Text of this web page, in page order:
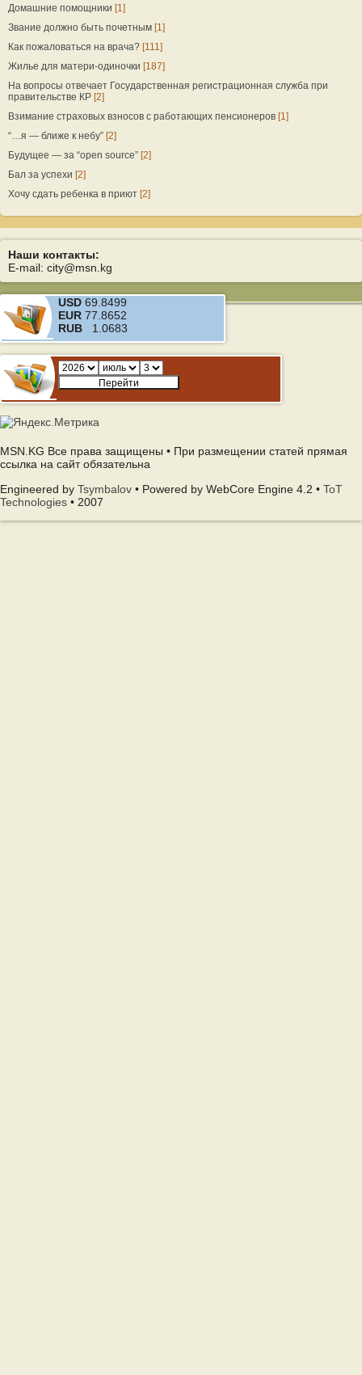
Домашние помощники [1]
Звание должно быть почетным [1]
Как пожаловаться на врача? [111]
Жилье для матери-одиночки [187]
На вопросы отвечает Государственная регистрационная служба при
правительстве КР [2]
Взимание страховых взносов с работающих пенсионеров [1]
“…я — ближе к небу” [2]
Будущее — за “open source” [2]
Бал за успехи [2]
Хочу сдать ребенка в приют [2]
Наши контакты:
E-mail: city@msn.kg
USD 69.8499
EUR 77.8652
RUB 1.0683
MSN.KG Все права защищены • При размещении статей прямая
ссылка на сайт обязательна
Engineered by Tsymbalov • Powered by WebCore Engine 4.2 • ToT
Technologies • 2007